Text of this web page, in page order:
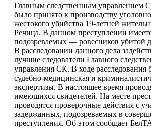
Главным следственным управлением
было принято к производству
жестокого убийства 19-летней
Речица. В данном преступлении
подозреваемых — ровесников убитой
В расследовании данного дела
лучшие следователи Главного
управления СК. В ходе расследования
судебно-медицинская и
экспертизы. В настоящее время
имеющихся свидетелей. На месте
проводятся проверочные действия с
задержанных, подозреваемых в
преступления. Об этом сообщает